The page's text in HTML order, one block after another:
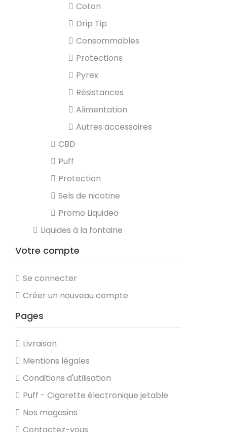
Coton
Drip Tip
Consommables
Protections
Pyrex
Résistances
Alimentation
Autres accessoires
CBD
Puff
Protection
Sels de nicotine
Promo Liquideo
Liquides à la fontaine
Votre compte
Se connecter
Créer un nouveau compte
Pages
Livraison
Mentions légales
Conditions d'utilisation
Puff - Cigarette électronique jetable
Nos magasins